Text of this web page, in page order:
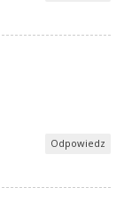
Odpowiedz